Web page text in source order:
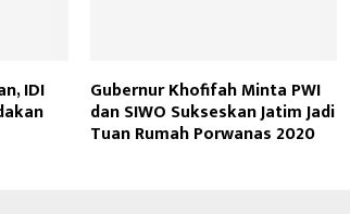
IDI Gubernur Khofifah Minta PWI
dan SIWO Sukseskan Jatim Jadi
Tuan Rumah Porwanas 2020